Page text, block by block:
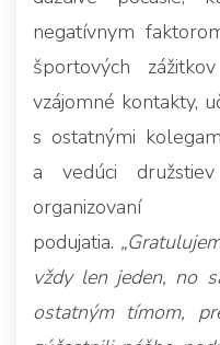
negatívnym
športových
vzájomné kontakty,
s ostatnými
a vedúci
podujatia.
vždy len jeden, no
ostatným tímom,